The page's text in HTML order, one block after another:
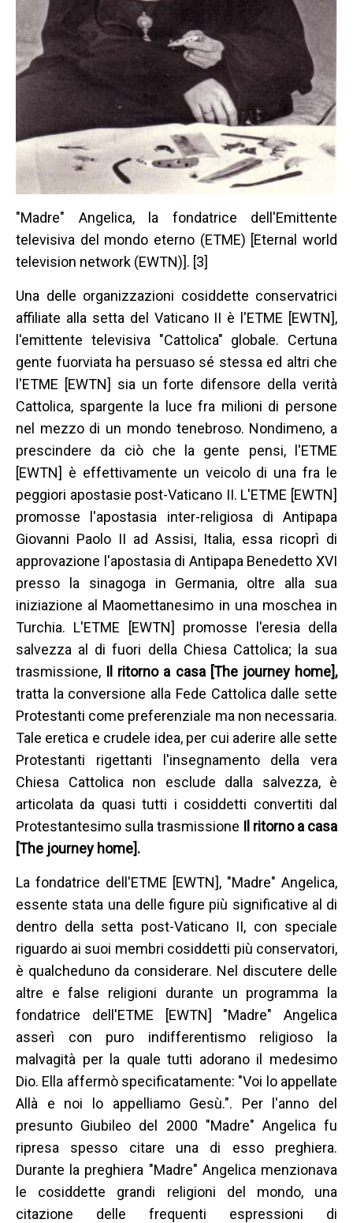
"Madre" Angelica, la fondatrice dell'Emittente
televisiva del mondo eterno (ETME) [Eternal world
television network (EWTN)]. [3]
Una delle organizzazioni cosiddette conservatrici
affiliate alla setta del Vaticano II è l'ETME [EWTN],
l'emittente televisiva "Cattolica" globale. Certuna
gente fuorviata ha persuaso sé stessa ed altri che
l'ETME [EWTN] sia un forte difensore della verità
Cattolica, spargente la luce fra milioni di persone
nel mezzo di un mondo tenebroso. Nondimeno, a
prescindere da ciò che la gente pensi, l'ETME
[EWTN] è effettivamente un veicolo di una fra le
peggiori apostasie post-Vaticano II. L'ETME [EWTN]
promosse l'apostasia inter-religiosa di Antipapa
Giovanni Paolo II ad Assisi, Italia, essa ricoprì di
approvazione l'apostasia di Antipapa Benedetto XVI
presso la sinagoga in Germania, oltre alla sua
iniziazione al Maomettanesimo in una moschea in
Turchia. L'ETME [EWTN] promosse l'eresia della
salvezza al di fuori della Chiesa Cattolica; la sua
trasmissione, Il ritorno a casa [The journey home],
tratta la conversione alla Fede Cattolica dalle sette
Protestanti come preferenziale ma non necessaria.
Tale eretica e crudele idea, per cui aderire alle sette
Protestanti rigettanti l'insegnamento della vera
Chiesa Cattolica non esclude dalla salvezza, è
articolata da quasi tutti i cosiddetti convertiti dal
Protestantesimo sulla trasmissione Il ritorno a casa
[The journey home].
La fondatrice dell'ETME [EWTN], "Madre" Angelica,
essente stata una delle figure più significative al di
dentro della setta post-Vaticano II, con speciale
riguardo ai suoi membri cosiddetti più conservatori,
è qualcheduno da considerare. Nel discutere delle
altre e false religioni durante un programma la
fondatrice dell'ETME [EWTN] "Madre" Angelica
asserì con puro indifferentismo religioso la
malvagità per la quale tutti adorano il medesimo
Dio. Ella affermò specificatamente: "Voi lo appellate
Allà e noi lo appelliamo Gesù.". Per l'anno del
presunto Giubileo del 2000 "Madre" Angelica fu
ripresa spesso citare una di esso preghiera.
Durante la preghiera "Madre" Angelica menzionava
le cosiddette grandi religioni del mondo, una
citazione delle frequenti espressioni di